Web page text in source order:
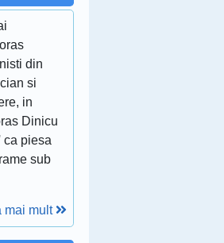
din
si
in
Dinicu
ca piesa
sub
mai mult